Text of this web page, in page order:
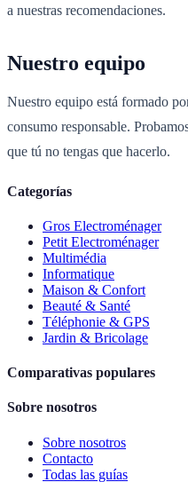
a nuestras recomendaciones.
Nuestro equipo
Nuestro equipo está formado
consumo responsable.
que tú no tengas que hacerlo.
Categorías
Gros Electroménager
Petit Electroménager
Multimédia
Informatique
Maison & Confort
Beauté & Santé
Téléphonie & GPS
Jardin & Bricolage
Comparativas populares
Sobre nosotros
Sobre nosotros
Contacto
Todas las guías